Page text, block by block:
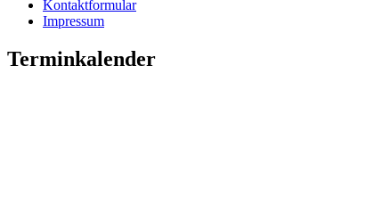
Kontaktformular
Impressum
Terminkalender